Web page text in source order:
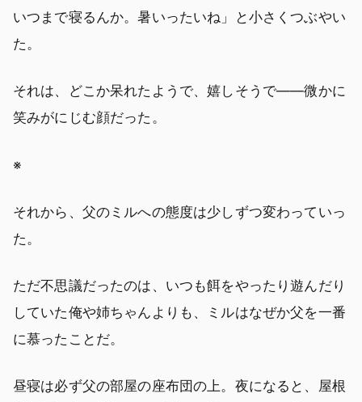
いつまで寝るんか。暑いったいね」と小さくつぶやい
た。
それは、どこか呆れたようで、嬉しそうで――微かに
笑みがにじむ顔だった。
※
それから、父のミルへの態度は少しずつ変わっていっ
た。
ただ不思議だったのは、いつも餌をやったり遊んだり
していた俺や姉ちゃんよりも、ミルはなぜか父を一番
に慕ったことだ。
昼寝は必ず父の部屋の座布団の上。夜になると、屋根